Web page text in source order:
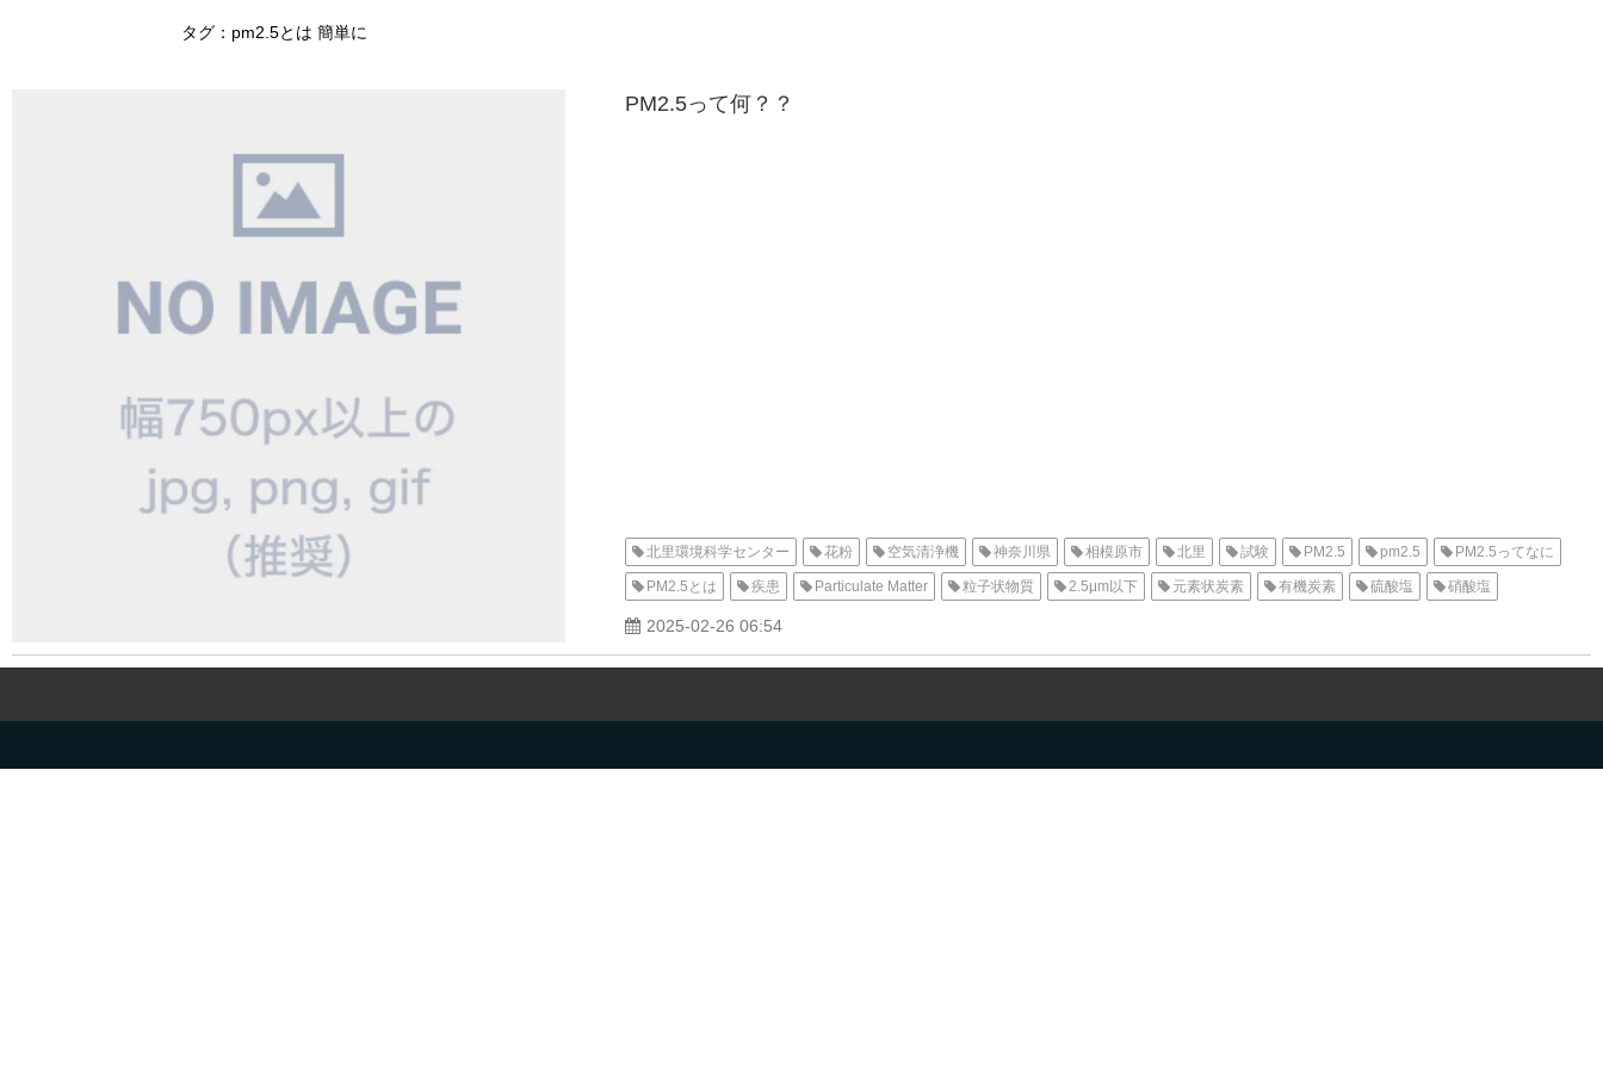
タグ：pm2.5とは 簡単に
PM2.5って何？？
北里環境科学センター 花粉 空気清浄機 神奈川県 相模原市 北里 試験 PM2.5 pm2.5 PM2.5ってなに
PM2.5とは 疾患 Particulate Matter 粒子状物質 2.5μm以下 元素状炭素 有機炭素 硫酸塩 硝酸塩
アンモニウム塩
pm2.5とは 簡単に pm2.5 大きさ 性能評価 除去 微小粒子状物質 EM1467 附属書G what is pm2.5
2025-02-26 06:54